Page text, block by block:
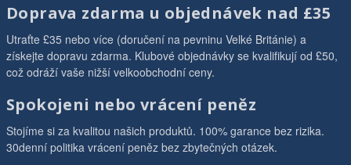
Doprava zdarma u objednávek nad £35
Utraťte £35 nebo více (doručení na pevninu Velké Británie) a
získejte dopravu zdarma. Klubové objednávky se kvalifikují od £50,
což odráží vaše nižší velkoobchodní ceny.
Spokojeni nebo vrácení peněz
Stojíme si za kvalitou našich produktů. 100% garance bez rizika.
30denní politika vrácení peněz bez zbytečných otázek.